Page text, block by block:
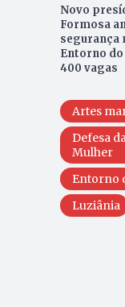
Novo
Formosa
segurança
Entorno do
400 vagas
Artes
Defesa
Mulher
Entorno
Luziânia